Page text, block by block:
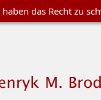
haben das Recht zu